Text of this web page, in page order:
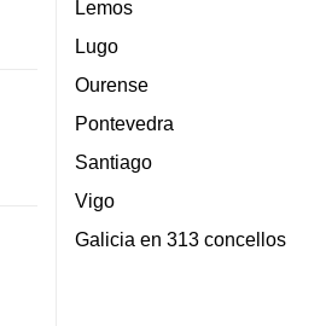
Lemos
Lugo
Ourense
Pontevedra
Santiago
Vigo
Galicia en 313 concellos